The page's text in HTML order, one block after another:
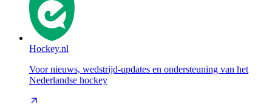
Hockey.nl
Voor nieuws, wedstrijd-updates en ondersteuning van het
Nederlandse hockey